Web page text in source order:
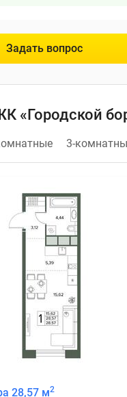
Задать вопрос
«Городской
3-
28,57 м2